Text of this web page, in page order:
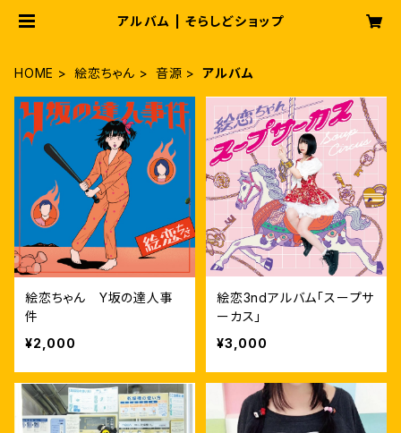
アルバム | そらしどショップ
HOME 絵恋ちゃん 音源 アルバム
絵恋ちゃん Y坂の達人事
件
¥2,000
絵恋3ndアルバム「スープサ
ーカス」
¥3,000